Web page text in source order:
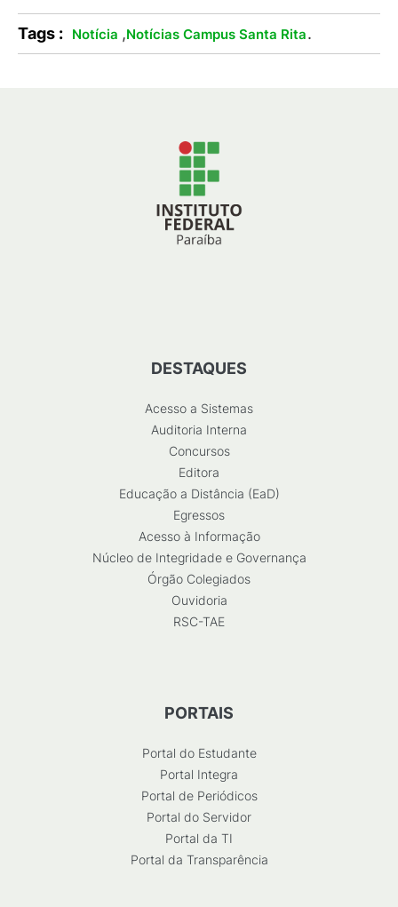
Tags : Notícia ,Notícias Campus Santa Rita.
DESTAQUES
Acesso a Sistemas
Auditoria Interna
Concursos
Editora
Educação a Distância (EaD)
Egressos
Acesso à Informação
Núcleo de Integridade e Governança
Órgão Colegiados
Ouvidoria
RSC-TAE
PORTAIS
Portal do Estudante
Portal Integra
Portal de Periódicos
Portal do Servidor
Portal da TI
Portal da Transparência